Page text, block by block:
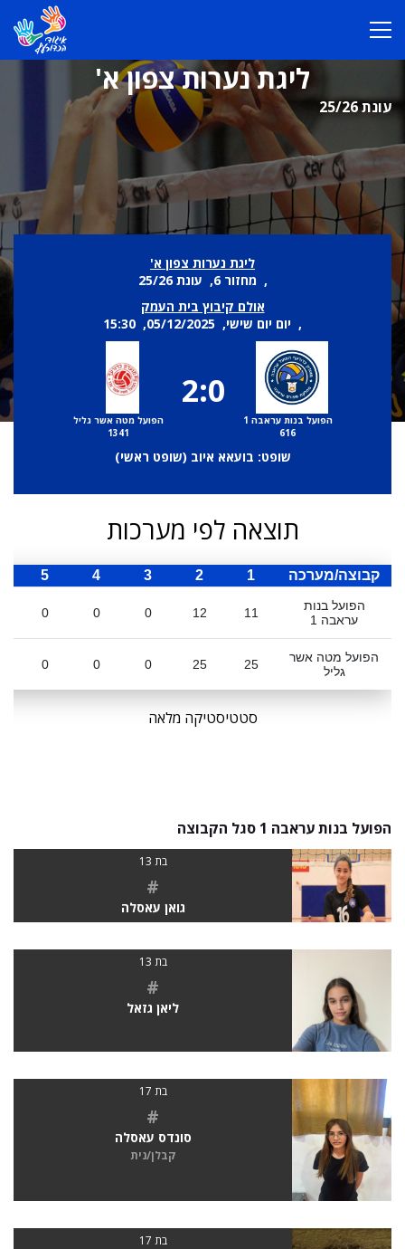
ליגת נערות צפון א'
עונת 25/26
ליגת נערות צפון א'
, מחזור 6, עונת 25/26
אולם קיבוץ בית העמק
, יום יום שישי, 05/12/2025, 15:30
הפועל בנות עראבה 1
616
2:0
הפועל מטה אשר גליל
1341
שופט: בועאא איוב (שופט ראשי)
תוצאה לפי מערכות
קבוצה/מערכה 1
2
3
4
5
הפועל בנות
עראבה 1
11
12
0
0
0
הפועל מטה אשר
גליל
25
25
0
0
0
סטטיסטיקה מלאה
הפועל בנות עראבה 1 סגל הקבוצה
בת 13
#
גואן עאסלה
בת 13
#
ליאן גזאל
בת 17
#
סונדס עאסלה
קבלן/נית
בת 17